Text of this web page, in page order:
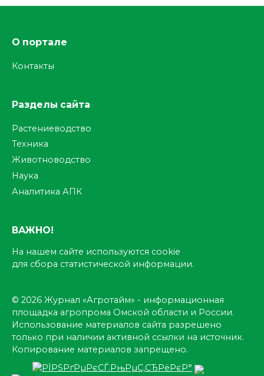
О портале
Контакты
Разделы сайта
Растениеводство
Техника
Животноводство
Наука
Аналитика АПК
ВАЖНО!
На нашем сайте используются cookie
для сбора статистической информации.
© 2026 Журнал «Агротайм» - информационная
площадка агропрома Омской области и России.
Использование материалов сайта разрешено
только при наличии активной ссылки на источник.
Копирование материалов запрещено.